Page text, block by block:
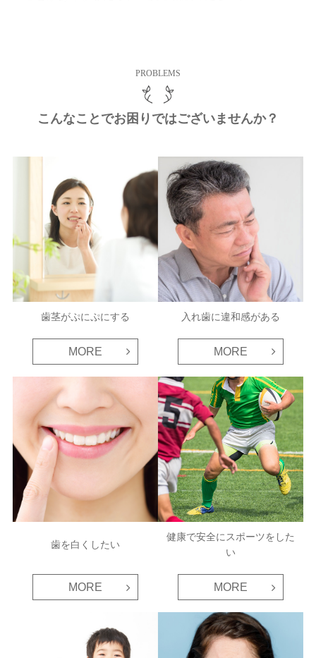
PROBLEMS
こんなことでお困りではございませんか？
歯茎がぷにぷにする
MORE
入れ歯に違和感がある
MORE
歯を白くしたい
MORE
健康で安全にスポーツをした
い
MORE